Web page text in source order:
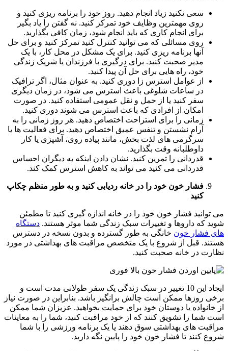
سعی نکنید زیاد انجام دهید. روز خود را برنامه ریزی کنید و
روی مهمترین وظایف خود تمرکز کنید. نه گفتن را یاد بگیر
برای انجام کاری که باید انجام شود، زمان کافی بگذارید.
روی مسائلی که می توانید کنترل کنید تمرکز کنید و برای حل
آنها برنامه ریزی کنید. برای یک مشکل در محل کار، با یک
مدیر صحبت کنید. برای درگیری با فرزندان یا شریک زندگی
خود، راه هایی برای حل آن پیدا کنید.
از عوامل استرس زا دوری کنید. به عنوان مثال، اگر ترافیک
در ساعات شلوغی باعث استرس می شود، در زمان دیگری
سفر کنید یا از حمل و نقل عمومی استفاده کنید. در صورت
امکان از افرادی که باعث استرس می شوند دوری کنید.
زمانی را برای استراحت اختصاص دهید. هر روز زمانی را به
آرام نشستن و تنفس عمیق اختصاص دهید. برای فعالیت ها یا
سرگرمی های لذت بخش، مانند پیاده روی، آشپزی یا کار
داوطلبانه وقت بگذارید.
قدردانی را تمرین کنید. نشان دادن اینکه به دیگران احساس
قدردانی می کنید می تواند به کاهش استرس کمک کند.
فشار خون خود را در خانه ردیابی کنید و به طور منظم چکاپ
کنید
می توانید فشار خون خود را در خانه اندازه گیری کنید تا مطمئن
شوید که داروها و تغییرات سبک زندگی شما موثر هستند. دستگاه
های فشار خون خانگی به طور گسترده و بدون نسخه در دسترس
هستند. قبل از شروع با یک متخصص مراقبت های بهداشتی در مورد
نظارت در خانه صحبت کنید.
ایجاد این 10 تغییر در سبک زندگی یک سفر طولانی مدت است و
برخی روزها ممکن است چالش برانگیز باشد. بنابراین در صورت نیاز
از خانواده یا دوستان خود برای حمایت بخواهید. عزیزان شما ممکن
است شما را تشویق کنند که از خود مراقبت کنید، شما را به معاینات
مراقبت های بهداشتی سوق دهند یا یک برنامه ورزشی را با شما
شروع کنند تا فشار خون خود را پایین نگه دارید.